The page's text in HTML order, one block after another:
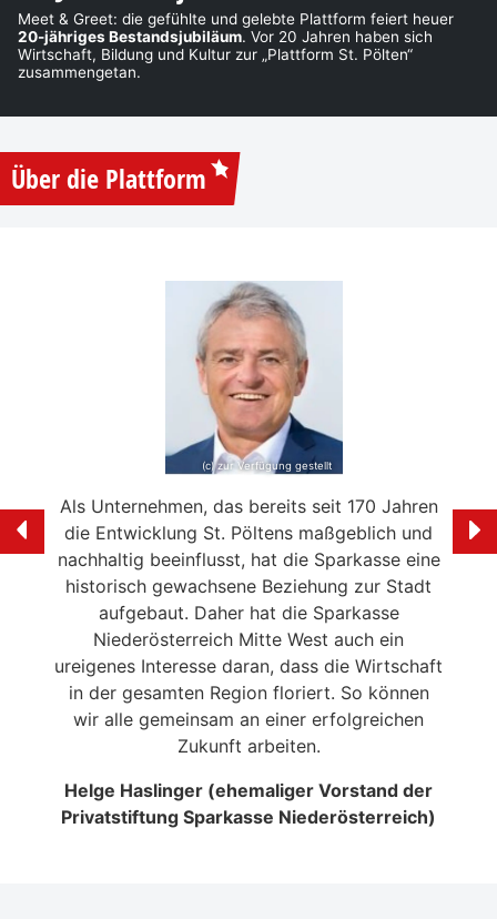
Meet & Greet: die gefühlte und gelebte Plattform feiert heuer
20-jähriges Bestandsjubiläum. Vor 20 Jahren haben sich
Wirtschaft, Bildung und Kultur zur „Plattform St. Pölten“
zusammengetan.
Über die Plattform
Als Unternehmen, das bereits seit 170 Jahren
die Entwicklung St. Pöltens maßgeblich und
nachhaltig beeinflusst, hat die Sparkasse eine
historisch gewachsene Beziehung zur Stadt
aufgebaut. Daher hat die Sparkasse
Niederösterreich Mitte West auch ein
ureigenes Interesse daran, dass die Wirtschaft
in der gesamten Region floriert. So können
wir alle gemeinsam an einer erfolgreichen
Zukunft arbeiten.
Helge Haslinger (ehemaliger Vorstand der
Privatstiftung Sparkasse Niederösterreich)
(c) zur Verfügung gestellt
Ich